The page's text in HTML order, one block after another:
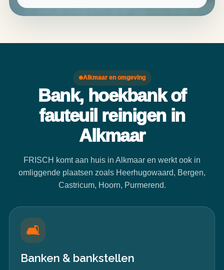
Alkmaar en omgeving
Bank, hoekbank of
fauteuil reinigen in
Alkmaar
FRISCH komt aan huis in Alkmaar en werkt ook in
omliggende plaatsen zoals Heerhugowaard, Bergen,
Castricum, Hoorn, Purmerend.
🛋️
Banken & bankstellen